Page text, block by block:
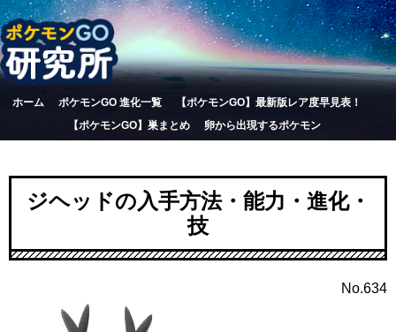
ホーム ポケモンGO 進化一覧
【ポケモンGO】最新版レア度早見表！
【ポケモンGO】巣まとめ
卵から出現するポケモン
ジヘッドの入手方法・能力・進化・
技
No.634